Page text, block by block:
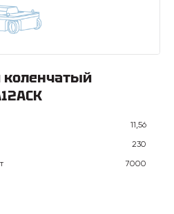
коленчатый
11,56
230
7000